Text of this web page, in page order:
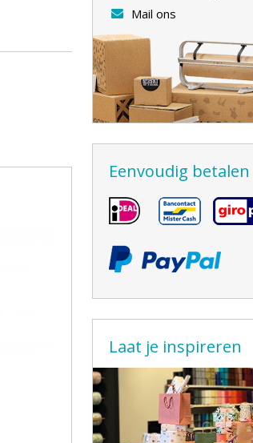
Mail ons
Eenvoudig betalen
Laat je inspireren